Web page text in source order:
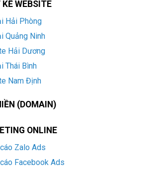
WEBSITE
Hải Phòng
Quảng Ninh
Hải Dương
Thái Bình
Nam Định
(DOMAIN)
ONLINE
Zalo Ads
Facebook Ads